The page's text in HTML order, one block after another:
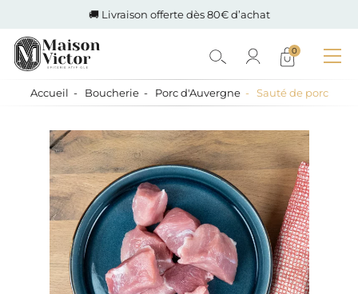
🚚 Livraison offerte dès 80€ d’achat
0
Accueil Boucherie Porc d'Auvergne Sauté de porc